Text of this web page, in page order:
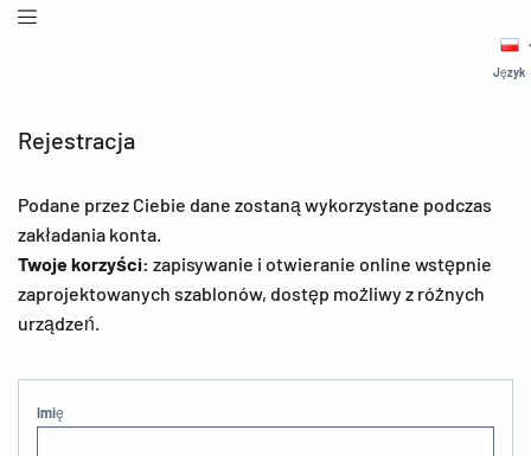
Język
Rejestracja
Podane przez Ciebie dane zostaną wykorzystane podczas
zakładania konta.
Twoje korzyści: zapisywanie i otwieranie online wstępnie
zaprojektowanych szablonów, dostęp możliwy z różnych
urządzeń.
Imię